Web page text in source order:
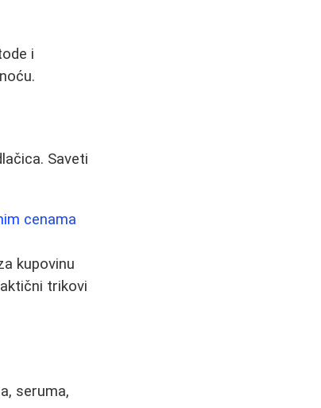
i
Saveti
cenama
kupovinu
trikovi
seruma,